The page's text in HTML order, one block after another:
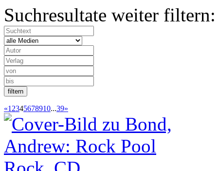
Suchresultate weiter filtern:
«1 2345678910...39»